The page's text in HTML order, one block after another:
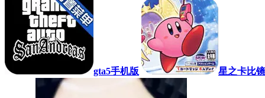
gta5手机版 星之卡比